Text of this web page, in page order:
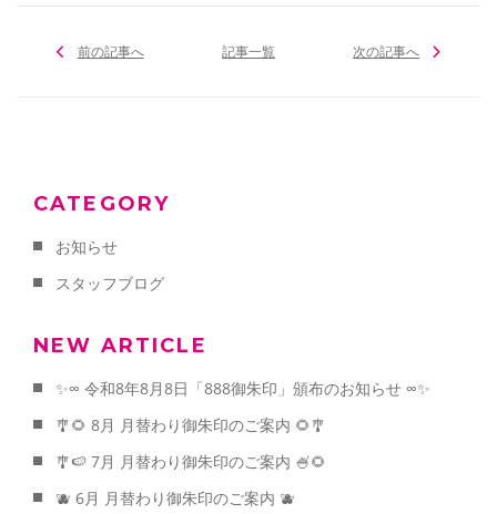
前の記事へ 記事一覧 次の記事へ
CATEGORY
お知らせ
スタッフブログ
NEW ARTICLE
✨∞ 令和8年8月8日「888御朱印」頒布のお知らせ ∞✨
🎐🌻 8月 月替わり御朱印のご案内 🌻🎐
🎐🍉 7月 月替わり御朱印のご案内 🍧🌻
🫐 6月 月替わり御朱印のご案内 🫐